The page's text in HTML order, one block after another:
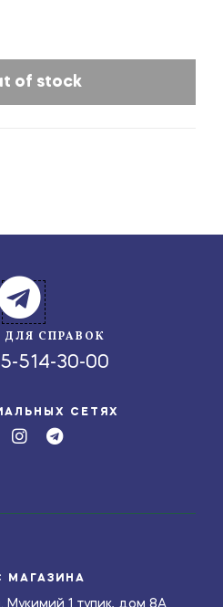
of stock
ДЛЯ СПРАВОК
514-30-00
СЕТЯХ
МАГАЗИНА